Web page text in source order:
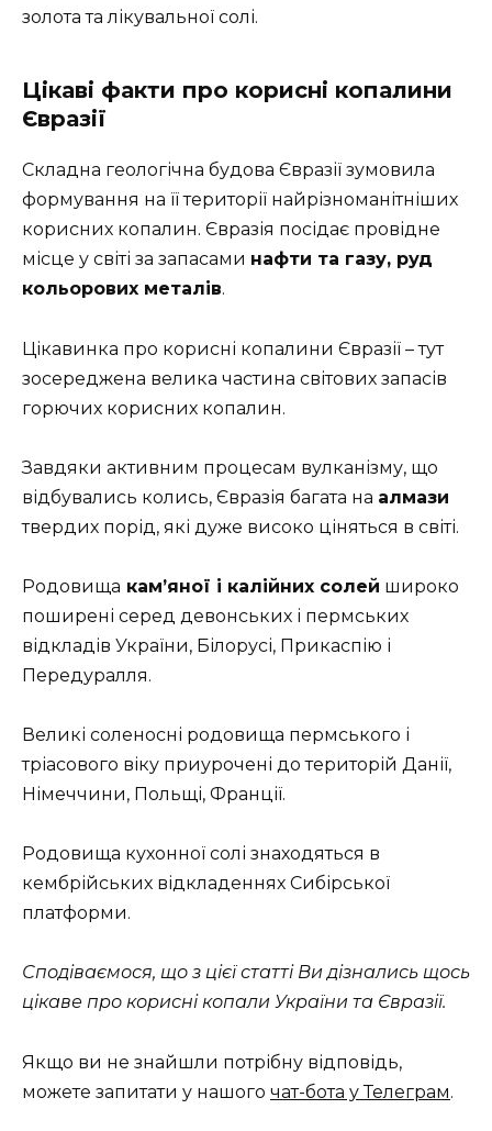
золота та лікувальної солі.
Цікаві факти про корисні копалини
Євразії
Складна геологічна будова Євразії зумовила
формування на її території найрізноманітніших
корисних копалин. Євразія посідає провідне
місце у світі за запасами нафти та газу, руд
кольорових металів.
Цікавинка про корисні копалини Євразії – тут
зосереджена велика частина світових запасів
горючих корисних копалин.
Завдяки активним процесам вулканізму, що
відбувались колись, Євразія багата на алмази
твердих порід, які дуже високо ціняться в світі.
Родовища кам’яної і калійних солей широко
поширені серед девонських і пермських
відкладів України, Білорусі, Прикаспію і
Передуралля.
Великі соленосні родовища пермського і
тріасового віку приурочені до територій Данії,
Німеччини, Польщі, Франції.
Родовища кухонної солі знаходяться в
кембрійських відкладеннях Сибірської
платформи.
Сподіваємося, що з цієї статті Ви дізнались щось
цікаве про корисні копали України та Євразії.
Якщо ви не знайшли потрібну відповідь,
можете запитати у нашого чат-бота у Телеграм.